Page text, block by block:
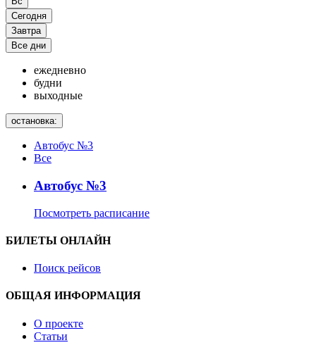
Сегодня
Завтра
Все дни
ежедневно
будни
выходные
остановка:
Автобус №3
Все
Автобус №3
Посмотреть расписание
БИЛЕТЫ ОНЛАЙН
Поиск рейсов
ОБЩАЯ ИНФОРМАЦИЯ
О проекте
Статьи